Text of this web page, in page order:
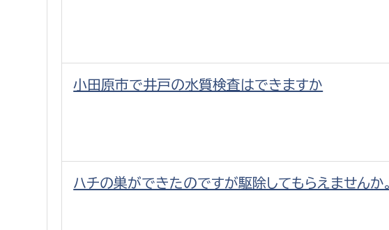
小田原市で井戸の水質検査はできますか
ハチの巣ができたのですが駆除してもらえませんか。